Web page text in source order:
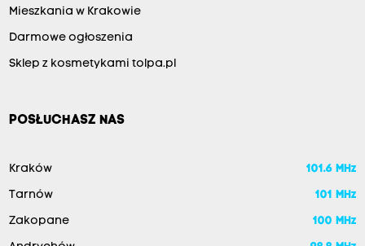
Mieszkania w Krakowie
Darmowe ogłoszenia
Sklep z kosmetykami tolpa.pl
POSŁUCHASZ NAS
Kraków 101.6 MHz
Tarnów 101 MHz
Zakopane 100 MHz